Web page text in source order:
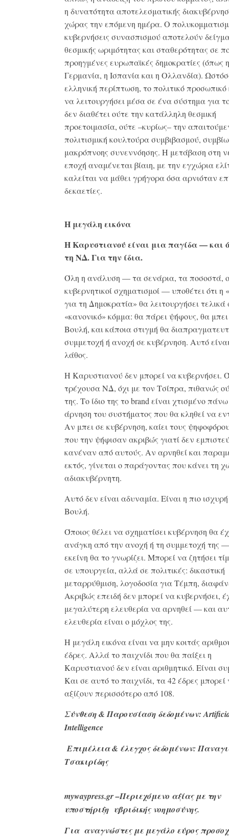
η δυνατότητα αποτελεσματικής
χώρας την επόμενη ημέρα. Ο
κυβερνήσεις συνασπισμού αποτελούν
θεσμικής ωριμότητας και σταθερότητας σε
προηγμένες ευρωπαϊκές δημοκρατίες (όπως η
Γερμανία, η Ισπανία και η Ολλανδία).
ελληνική περίπτωση, το πολιτικό προσωπικό
να λειτουργήσει μέσα σε ένα σύστημα για
δεν διαθέτει ούτε την κατάλληλη θεσμική
προετοιμασία, ούτε –κυρίως– την
πολιτισμική κουλτούρα συμβιβασμού,
μακρόπνοης συνεννόησης. Η μετάβαση στη
εποχή αναμένεται βίαιη, με την εγχώρια
καλείται να μάθει γρήγορα όσα αρνιόταν
δεκαετίες.
Η μεγάλη εικόνα
Η Καρυστιανού είναι μια παγίδα — και
τη ΝΔ. Για την ίδια.
Όλη η ανάλυση — τα σενάρια, τα ποσοστά,
κυβερνητικοί σχηματισμοί — υποθέτει ότι η
για τη Δημοκρατία» θα λειτουργήσει τελικά
«κανονικό» κόμμα: θα πάρει ψήφους, θα
Βουλή, και κάποια στιγμή θα
συμμετοχή ή ανοχή σε κυβέρνηση. Αυτό
λάθος.
Η Καρυστιανού δεν μπορεί να κυβερνήσει.
τρέχουσα ΝΔ, όχι με τον Τσίπρα, πιθανώς
της. Το ίδιο της το brand είναι χτισμένο
άρνηση του συστήματος που θα κληθεί να
Αν μπει σε κυβέρνηση, καίει τους
που την ψήφισαν ακριβώς γιατί δεν
κανέναν από αυτούς. Αν αρνηθεί και
εκτός, γίνεται ο παράγοντας που κάνει τη
αδιακυβέρνητη.
Αυτό δεν είναι αδυναμία. Είναι η πιο
Βουλή.
Όποιος θέλει να σχηματίσει κυβέρνηση θα
ανάγκη από την ανοχή ή τη συμμετοχή της
εκείνη θα το γνωρίζει. Μπορεί να ζητήσει
σε υπουργεία, αλλά σε πολιτικές: δικαστική
μεταρρύθμιση, λογοδοσία για Τέμπη,
Ακριβώς επειδή δεν μπορεί να κυβερνήσει,
μεγαλύτερη ελευθερία να αρνηθεί — και
ελευθερία είναι ο μόχλος της.
Η μεγάλη εικόνα είναι να μην κοιτάς
έδρες. Αλλά το παιχνίδι που θα παίξει η
Καρυστιανού δεν είναι αριθμητικό. Είναι
Και σε αυτό το παιχνίδι, τα 42 έδρες μπορεί
αξίζουν περισσότερο από 108.
Σύνθεση & Παρουσίαση δεδομένων:
Intelligence
Επιμέλεια & έλεγχος δεδομένων:
Τσακιρίδης
mywaypress.gr–Περιεχόμενο αξίας με την
υποστήριξη υβριδικής νοημοσύνης.
Για αναγνώστες με μεγάλο εύρος